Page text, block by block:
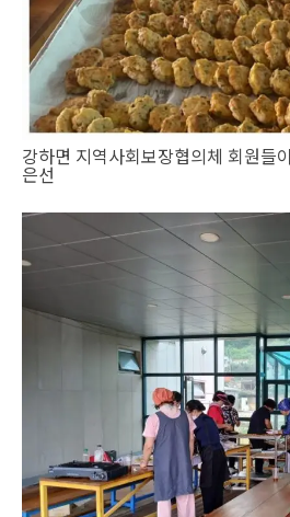
강하면 지역사회보장협의체 회원들
은선